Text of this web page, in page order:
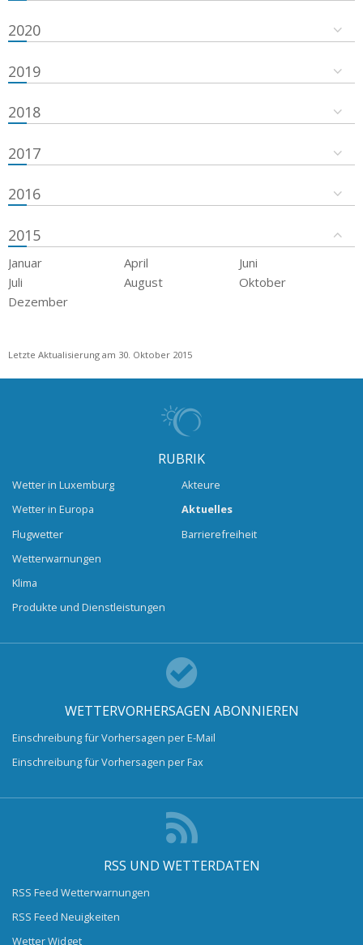
2020
2019
2018
2017
2016
2015
Januar April
Juni
Juli
August
Oktober
Dezember
Letzte Aktualisierung am 30. Oktober 2015
RUBRIK
Wetter in Luxemburg
Wetter in Europa
Flugwetter
Wetterwarnungen
Klima
Produkte und Dienstleistungen
Akteure
Aktuelles
Barrierefreiheit
WETTERVORHERSAGEN ABONNIEREN
Einschreibung für Vorhersagen per E-Mail
Einschreibung für Vorhersagen per Fax
RSS UND WETTERDATEN
RSS Feed Wetterwarnungen
RSS Feed Neuigkeiten
Wetter Widget